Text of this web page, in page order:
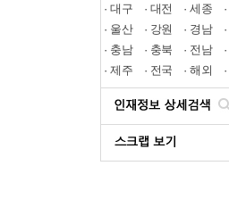
· 대구 · 대전 · 세종 ·
· 울산 · 강원 · 경남 ·
· 충남 · 충북 · 전남 ·
· 제주 · 전국 · 해외 ·